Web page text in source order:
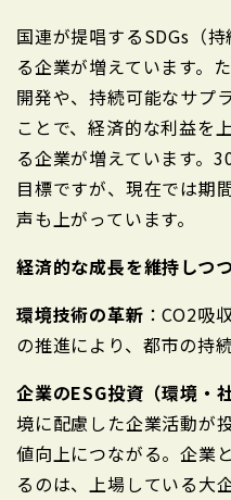
国連が提唱するSDGs（
る企業が増えています。
開発や、持続可能なサプ
ことで、経済的な利益を
る企業が増えています。
目標ですが、現在では期
声も上がっています。
経済的な成長を維持しつ
環境技術の革新 ：CO2吸
の推進により、都市の持
企業のESG投資（環境・
境に配慮した企業活動が
値向上につながる。企業
るのは、上場している大